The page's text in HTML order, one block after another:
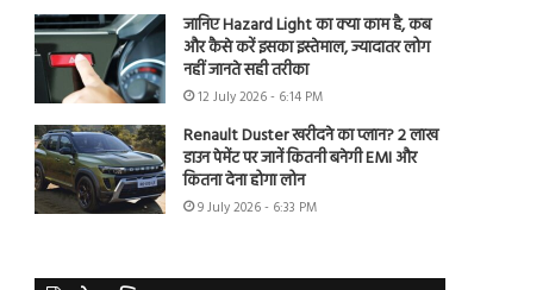
जानिए Hazard Light का क्या काम है, कब
और कैसे करें इसका इस्तेमाल, ज्यादातर लोग
नहीं जानते सही तरीका
12 July 2026 - 6:14 PM
Renault Duster खरीदने का प्लान? 2 लाख
डाउन पेमेंट पर जानें कितनी बनेगी EMI और
कितना देना होगा लोन
9 July 2026 - 6:33 PM